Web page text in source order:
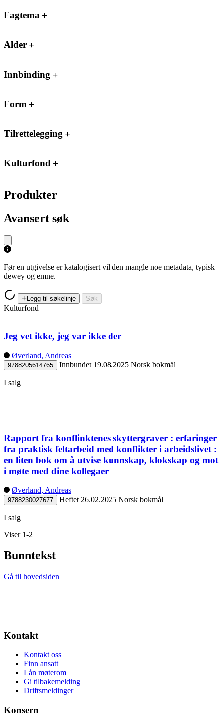
Fagtema
Alder
Innbinding
Form
Tilrettelegging
Kulturfond
Produkter
Avansert søk
Før en utgivelse er katalogisert vil den mangle noe metadata, typisk
dewey og emne.
Legg til søkelinje Søk
Kulturfond
Jeg vet ikke, jeg var ikke der
Øverland, Andreas
9788205614765 Innbundet 19.08.2025 Norsk bokmål
I salg
Rapport fra konflinktenes skyttergraver : erfaringer
fra praktisk feltarbeid med konflikter i arbeidslivet :
en liten bok om å utvise kunnskap, klokskap og mot
i møte med dine kollegaer
Øverland, Andreas
9788230027677 Heftet 26.02.2025 Norsk bokmål
I salg
Viser 1-2
Bunntekst
Gå til hovedsiden
Kontakt
Kontakt oss
Finn ansatt
Lån møterom
Gi tilbakemelding
Driftsmeldinger
Konsern